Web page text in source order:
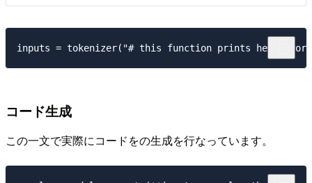
コード生成
この一文で実際にコードをの生成を行なっています。